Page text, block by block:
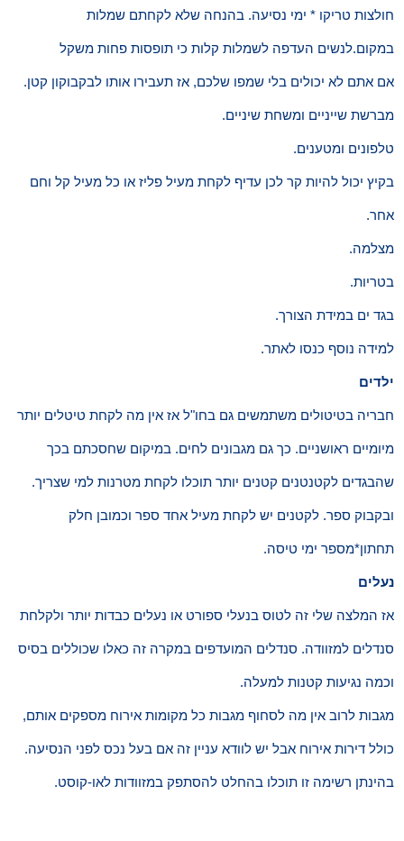
חולצות טריקו * ימי נסיעה. בהנחה שלא לקחתם שמלות
במקום.לנשים העדפה לשמלות קלות כי תופסות פחות משקל
אם אתם לא יכולים בלי שמפו שלכם, אז תעבירו אותו לבקבוקון קטן.
מברשת שייניים ומשחת שיניים.
טלפונים ומטענים.
בקיץ יכול להיות קר לכן עדיף לקחת מעיל פליז או כל מעיל קל וחם
אחר.
מצלמה.
בטריות.
בגד ים במידת הצורך.
למידה נוסף כנסו לאתר.
ילדים
חבריה בטיטולים משתמשים גם בחו"ל אז אין מה לקחת טיטלים יותר
מיומיים ראושניים. כך גם מגבונים לחים. במיקום שחסכתם בכך
שהבגדים לקטנטנים קטנים יותר תוכלו לקחת מטרנות למי שצריך.
ובקבוק ספר. לקטנים יש לקחת מעיל אחד ספר וכמובן חלק
תחתון*מספר ימי טיסה.
נעלים
אז המלצה שלי זה לטוס בנעלי ספורט או נעלים כבדות יותר ולקלחת
סנדלים למזוודה. סנדלים המועדפים במקרה זה כאלו שכוללים בסיס
וכמה נגיעות קטנות למעלה.
מגבות לרוב אין מה לסחוף מגבות כל מקומות אירוח מספקים אותם,
כולל דירות אירוח אבל יש לוודא עניין זה אם בעל נכס לפני הנסיעה.
בהינתן רשימה זו תוכלו בהחלט להסתפק במזוודות לאו-קוסט.